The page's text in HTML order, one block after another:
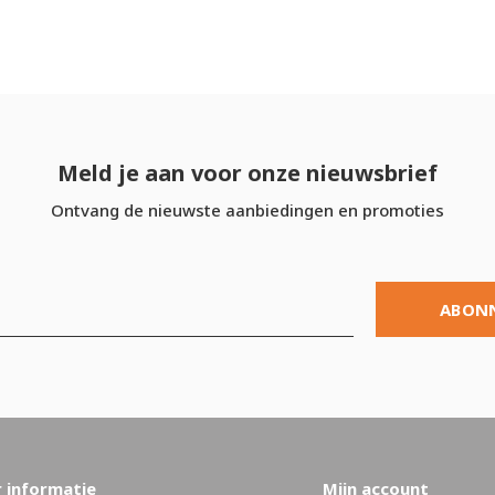
Meld je aan voor onze nieuwsbrief
Ontvang de nieuwste aanbiedingen en promoties
informatie Mijn account